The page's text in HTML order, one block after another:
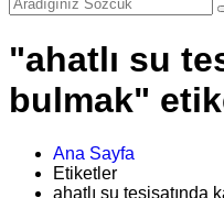
"ahatlı su
bulmak"
Ana Sayfa
Etiketler
ahatlı su tesisatında